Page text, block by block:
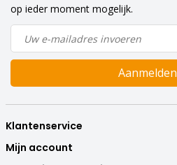
op ieder moment mogelijk.
Aanmelden
Klantenservice
Mijn account